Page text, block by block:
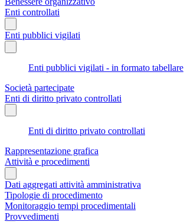
Enti controllati
Enti pubblici vigilati
Enti pubblici vigilati - in formato tabellare
Società partecipate
Enti di diritto privato controllati
Enti di diritto privato controllati
Rappresentazione grafica
Attività e procedimenti
Dati aggregati attività amministrativa
Tipologie di procedimento
Monitoraggio tempi procedimentali
Provvedimenti